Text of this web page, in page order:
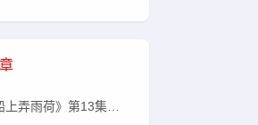
》第13集霍水的故事有哪些深刻的生活启示？